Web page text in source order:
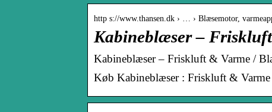
http s://www.thansen.dk › … › Blæsemotor,
Kabineblæser –
Kabineblæser – Friskluft & Varme /
Køb Kabineblæser : Friskluft & Varme